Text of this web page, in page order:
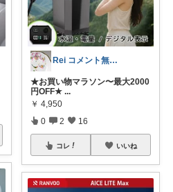
Rei コメント無く経由購入します♪
★お買い物マラソン〜最大2000
円OFF★ ...
￥ 4,950
0 2 16
コレ いいね